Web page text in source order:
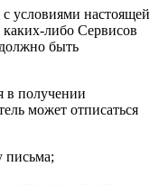
с условиями настоящей
либо Сервисов
быть
в получении
может отписаться
письма;